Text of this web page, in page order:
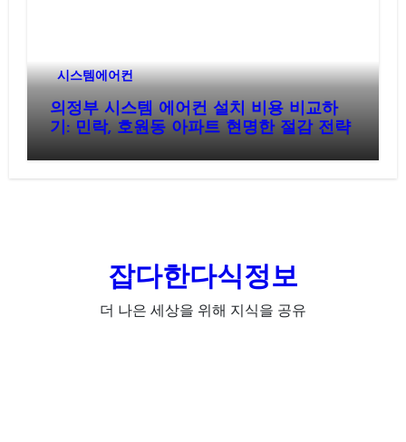
시스템에어컨
의정부 시스템 에어컨 설치 비용 비교하
기: 민락, 호원동 아파트 현명한 절감 전략
잡다한다식정보
더 나은 세상을 위해 지식을 공유